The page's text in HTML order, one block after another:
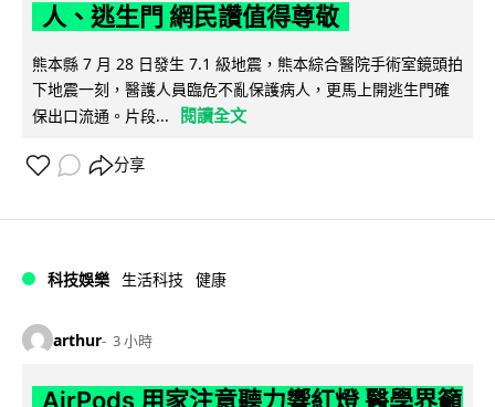
人、逃生門 網民讚值得尊敬
熊本縣 7 月 28 日發生 7.1 級地震，熊本綜合醫院手術室鏡頭拍
下地震一刻，醫護人員臨危不亂保護病人，更馬上開逃生門確
保出口流通。片段...
閱讀全文
分享
科技娛樂 生活科技 健康
arthur 3 小時
AirPods 用家注意聽力響紅燈 醫學界籲